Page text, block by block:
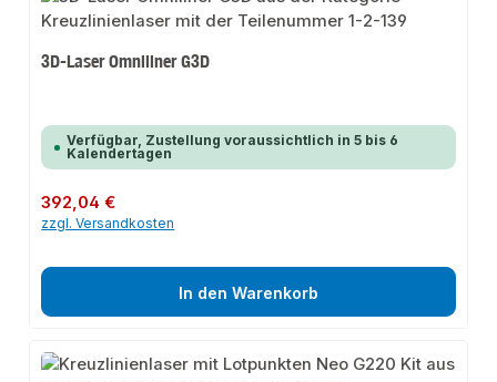
3D-Laser Omniliner G3D
Verfügbar, Zustellung voraussichtlich in 5 bis 6
Kalendertagen
Regulärer Preis:
392,04 €
zzgl. Versandkosten
In den Warenkorb